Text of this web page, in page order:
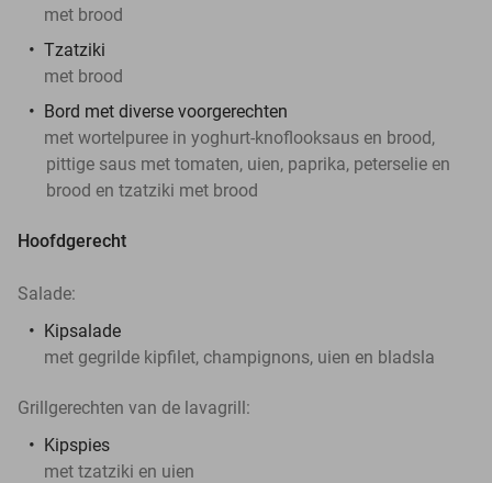
met brood
Tzatziki
met brood
Bord met diverse voorgerechten
met wortelpuree in yoghurt-knoflooksaus en brood,
pittige saus met tomaten, uien, paprika, peterselie en
brood en tzatziki met brood
Hoofdgerecht
Salade:
Kipsalade
met gegrilde kipfilet, champignons, uien en bladsla
Grillgerechten van de lavagrill:
Kipspies
met tzatziki en uien